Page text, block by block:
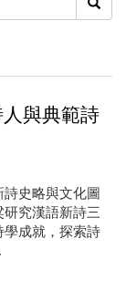
與典範詩
史略與文化圖
究漢語新詩三
學成就，探索詩